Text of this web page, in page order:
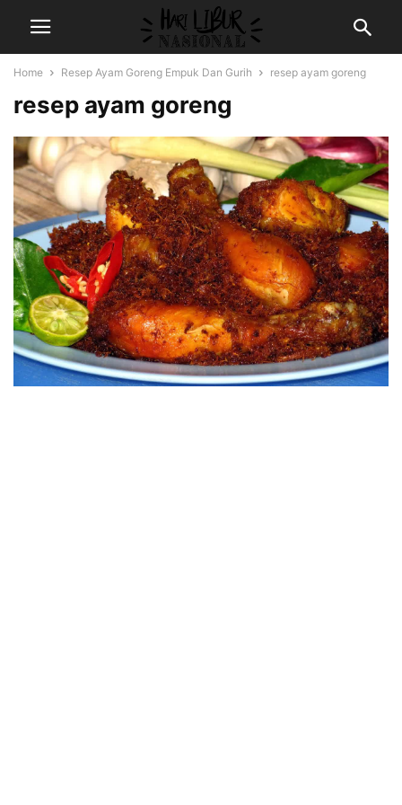
Home Resep Ayam Goreng Empuk Dan Gurih resep ayam goreng
resep ayam goreng